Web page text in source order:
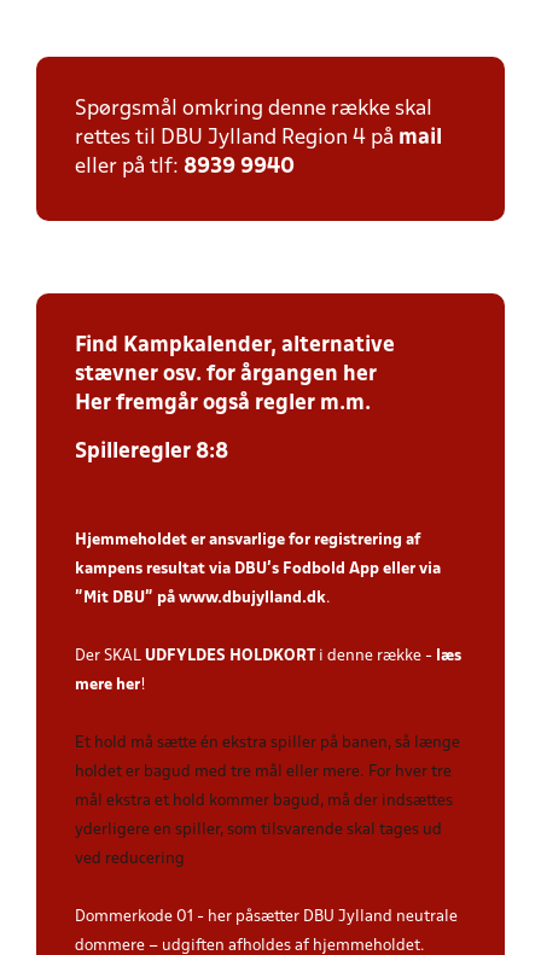
Spørgsmål omkring denne række skal
rettes til DBU Jylland Region 4 på mail
eller på tlf: 8939 9940
Find Kampkalender, alternative
stævner osv. for årgangen her
Her fremgår også regler m.m.
Spilleregler 8:8
Hjemmeholdet er ansvarlige for registrering af
kampens resultat via DBU’s Fodbold App eller via
”Mit DBU” på www.dbujylland.dk.
Der SKAL UDFYLDES HOLDKORTi denne række - læs
mere her!
Et hold må sætte én ekstra spiller på banen, så længe
holdet er bagud med tre mål eller mere. For hver tre
mål ekstra et hold kommer bagud, må der indsættes
yderligere en spiller, som tilsvarende skal tages ud
ved reducering
Dommerkode 01 - her påsætter DBU Jylland neutrale
dommere – udgiften afholdes af hjemmeholdet.